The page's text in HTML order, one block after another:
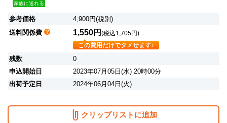
家族に送れる
参考価格
4,900円(税別)
送料関係費
1,550円 (税込1,705円)
この費用だけでタメせます♪
残数
0
申込開始日
2023年07月05日(水) 20時00分
出荷予定日
2024年06月04日(火)
クリップリストに追加